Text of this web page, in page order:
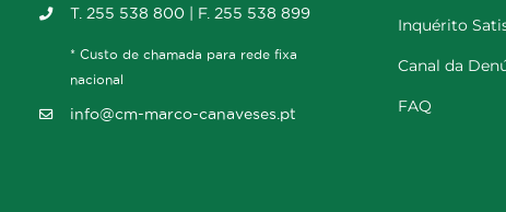
T. 255 538 800 | F. 255 538 899
* Custo de chamada para rede fixa
nacional
info@cm-marco-canaveses.pt
Inquérito
Canal da
FAQ